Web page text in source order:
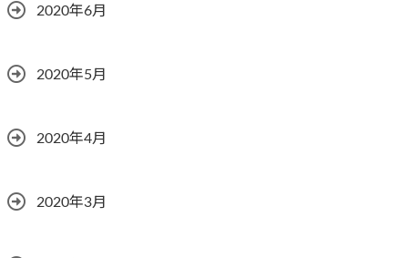
2020年6月
2020年5月
2020年4月
2020年3月